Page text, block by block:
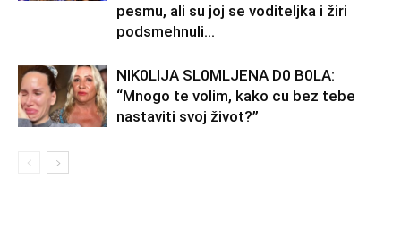
pesmu, ali su joj se voditeljka i žiri
podsmehnuli...
NlK0LlJA SL0MLJENA D0 B0LA:
“Mnogo te volim, kako cu bez tebe
nastaviti svoj život?”